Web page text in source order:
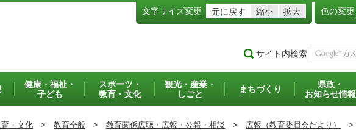
文字サイズ変更 元に戻す 縮小 拡大 色の変更
サイト内検索
健康・福祉・
子ども
スポーツ・
教育・文化
観光・産業・
しごと
まちづくり
県政・
お知らせ情報
・文化 > 教育全般 > 教育関係広聴・広報・公報・相談 > 広報（教育委員会だより）
>